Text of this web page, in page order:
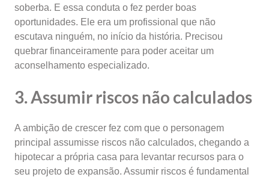
soberba. E essa conduta o fez perder boas
oportunidades. Ele era um profissional que não
escutava ninguém, no início da história. Precisou
quebrar financeiramente para poder aceitar um
aconselhamento especializado.
3. Assumir riscos não calculados
A ambição de crescer fez com que o personagem
principal assumisse riscos não calculados, chegando a
hipotecar a própria casa para levantar recursos para o
seu projeto de expansão. Assumir riscos é fundamental